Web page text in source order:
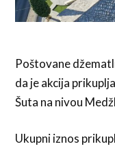
Poštovane
da je akcija
Šuta na nivou
Ukupni iznos